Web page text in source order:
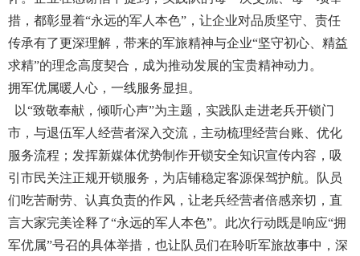
措，都彰显着“永远的军人本色”，让企业对品质坚守、责任
传承有了更深理解，带来的军旅精神与企业“坚守初心、精益
求精”的理念高度契合，成为推动发展的宝贵精神动力。
拥军优属暖人心，一线服务显担。
以“致敬奉献，倾听心声”为主题，实践队走进老兵开锁门
市，与退伍军人经营者深入交流，主动梳理经营台账、优化
服务流程；发挥新媒体优势制作开锁安全知识宣传内容，吸
引市民关注正规开锁服务，为店铺稳定客源保驾护航。队员
们吃苦耐劳、认真负责的作风，让老兵经营者倍感亲切，直
言大家完美诠释了“永远的军人本色”。此次行动既是响应“拥
军优属”号召的具体举措，也让队员们在聆听军旅故事中，深